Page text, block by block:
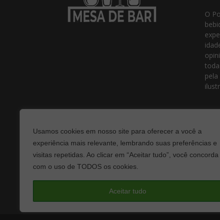
Usamos cookies em nosso site para oferecer a você a
experiência mais relevante, lembrando suas preferências e
visitas repetidas. Ao clicar em “Aceitar tudo”, você concorda
com o uso de TODOS os cookies.
Aceitar tudo
O